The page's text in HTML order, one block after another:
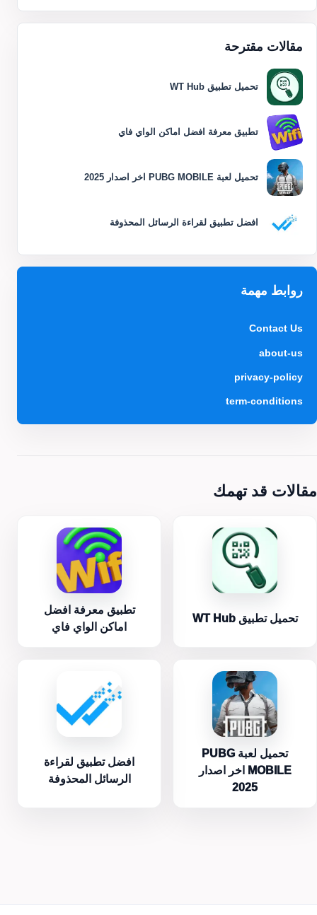
مقالات مقترحة
تحميل تطبيق WT Hub
تطبيق معرفة افضل اماكن الواي فاي
تحميل لعبة PUBG MOBILE اخر اصدار 2025
افضل تطبيق لقراءة الرسائل المحذوفة
روابط مهمة
Contact Us
about-us
privacy-policy
term-conditions
مقالات قد تهمك
تحميل تطبيق WT Hub
تطبيق معرفة افضل
اماكن الواي فاي
تحميل لعبة PUBG
MOBILE اخر اصدار
2025
افضل تطبيق لقراءة
الرسائل المحذوفة